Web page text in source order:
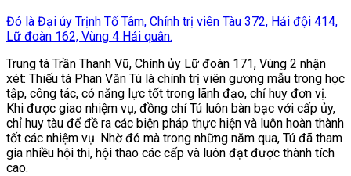
Đó là Đại úy Trịnh Tố Tâm, Chính trị viên Tàu 372, Hải đội 414,
Lữ đoàn 162, Vùng 4 Hải quân.
Trung tá Trần Thanh Vũ, Chính ủy Lữ đoàn 171, Vùng 2 nhận
xét: Thiếu tá Phan Văn Tú là chính trị viên gương mẫu trong học
tập, công tác, có năng lực tốt trong lãnh đạo, chỉ huy đơn vị.
Khi được giao nhiệm vụ, đồng chí Tú luôn bàn bạc với cấp ủy,
chỉ huy tàu để đề ra các biện pháp thực hiện và luôn hoàn thành
tốt các nhiệm vụ. Nhờ đó mà trong những năm qua, Tú đã tham
gia nhiều hội thi, hội thao các cấp và luôn đạt được thành tích
cao.